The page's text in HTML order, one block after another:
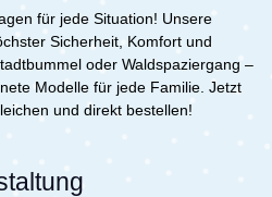
für jede Situation! Unsere
Sicherheit, Komfort und
oder Waldspaziergang –
Modelle für jede Familie. Jetzt
und direkt bestellen!